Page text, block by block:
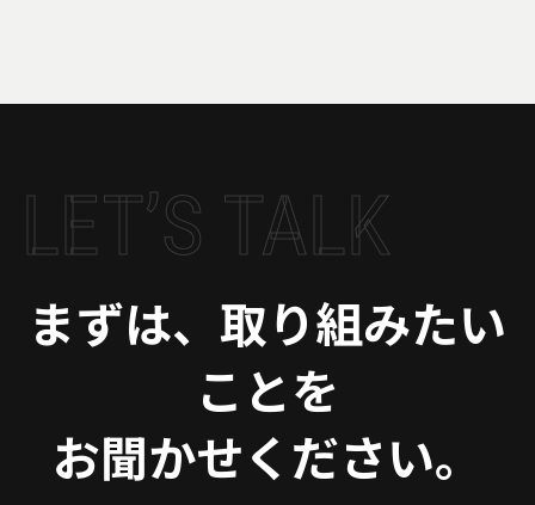
LET’S TALK
まずは、取り組みたい
ことを
お聞かせください。